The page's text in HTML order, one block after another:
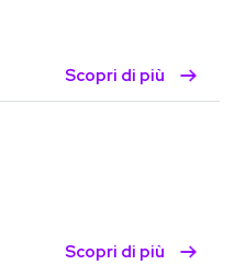
Scopri di più
Scopri di più